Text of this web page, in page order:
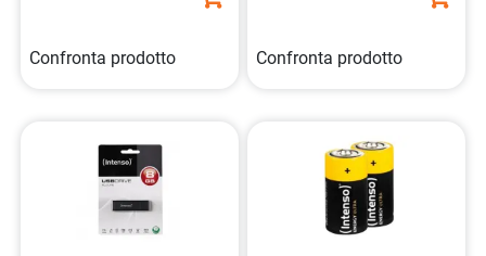
Confronta prodotto Confronta prodotto